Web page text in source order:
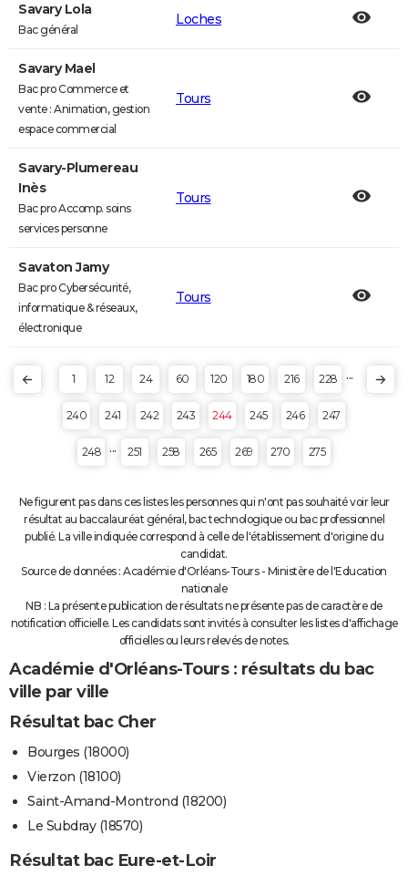
Savary Lola
Bac général
Loches
Savary Mael
Bac pro Commerce et
vente : Animation, gestion
espace commercial
Tours
Savary-Plumereau
Inès
Bac pro Accomp. soins
services personne
Tours
Savaton Jamy
Bac pro Cybersécurité,
informatique & réseaux,
électronique
Tours
1 12 24 60 120 180 216 228 ...
240 241 242 243 244 245 246 247
248 ... 251 258 265 269 270 275
Ne figurent pas dans ces listes les personnes qui n'ont pas souhaité voir leur
résultat au baccalauréat général, bac technologique ou bac professionnel
publié. La ville indiquée correspond à celle de l'établissement d'origine du
candidat.
Source de données : Académie d'Orléans-Tours - Ministère de l'Education
nationale
NB : La présente publication de résultats ne présente pas de caractère de
notification officielle. Les candidats sont invités à consulter les listes d'affichage
officielles ou leurs relevés de notes.
Académie d'Orléans-Tours : résultats du bac
ville par ville
Résultat bac Cher
Bourges (18000)
Vierzon (18100)
Saint-Amand-Montrond (18200)
Le Subdray (18570)
Résultat bac Eure-et-Loir